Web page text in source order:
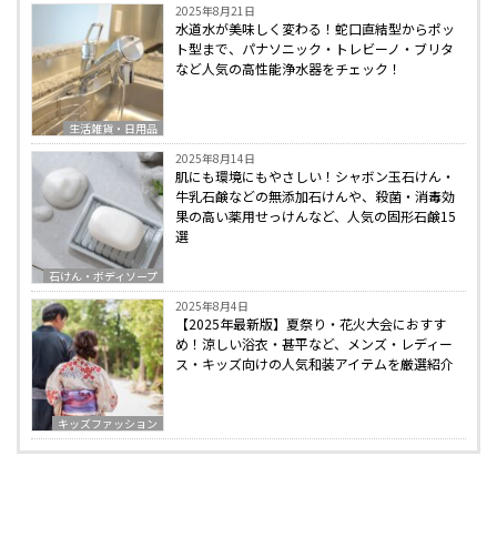
生活雑貨・日用品
2025年8月21日
水道水が美味しく変わる！蛇口直結型からポッ
ト型まで、パナソニック・トレビーノ・ブリタ
など人気の高性能浄水器をチェック！
石けん・ボディソープ
2025年8月14日
肌にも環境にもやさしい！シャボン玉石けん・
牛乳石鹸などの無添加石けんや、殺菌・消毒効
果の高い薬用せっけんなど、人気の固形石鹸15
選
キッズファッション
2025年8月4日
【2025年最新版】夏祭り・花火大会におすす
め！涼しい浴衣・甚平など、メンズ・レディー
ス・キッズ向けの人気和装アイテムを厳選紹介